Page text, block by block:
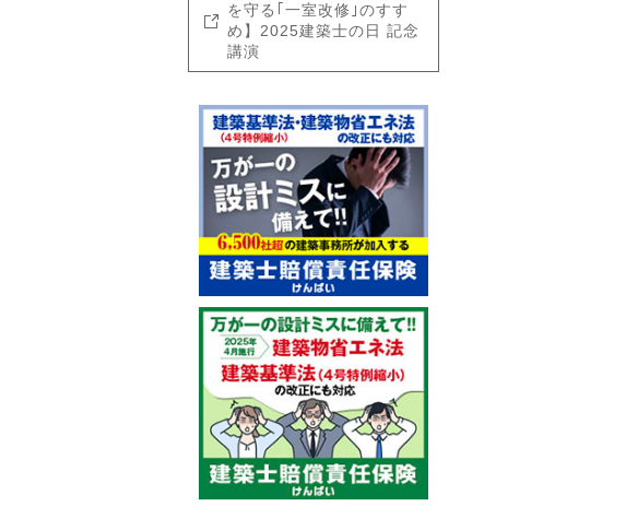
を守る｢一室改修｣のすす
め】2025建築士の日 記念
講演